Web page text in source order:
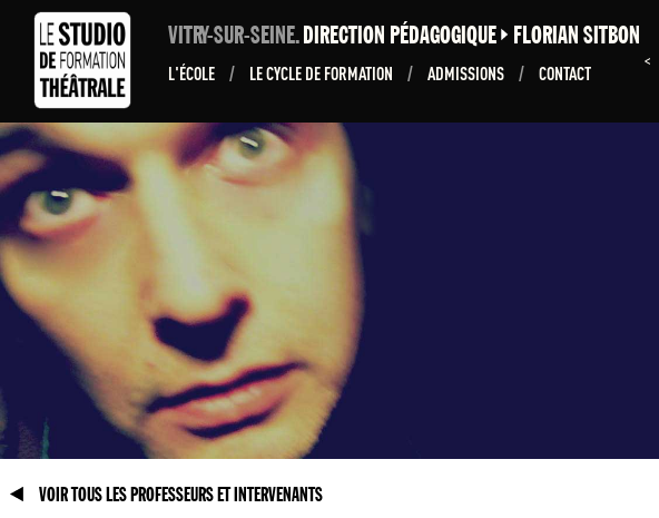
VITRY-SUR-SEINE.DIRECTION PÉDAGOGIQUE FLORIAN SITBON
L'ÉCOLE / LE CYCLE DE FORMATION / ADMISSIONS / CONTACT
<
VOIR TOUS LES PROFESSEURS ET INTERVENANTS